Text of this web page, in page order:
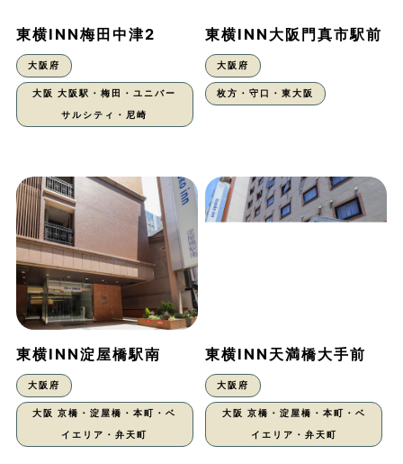
東横INN梅田中津2
大阪府
大阪 大阪駅・梅田・ユニバー
サルシティ・尼崎
東横INN大阪門真市駅前
大阪府
枚方・守口・東大阪
東横INN淀屋橋駅南
大阪府
大阪 京橋・淀屋橋・本町・ベ
イエリア・弁天町
東横INN天満橋大手前
大阪府
大阪 京橋・淀屋橋・本町・ベ
イエリア・弁天町